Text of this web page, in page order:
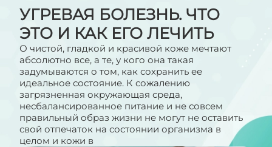
УГРЕВАЯ БОЛЕЗНЬ. ЧТО
ЭТО И КАК ЕГО ЛЕЧИТЬ
О чистой, гладкой и красивой коже мечтают
абсолютно все, а те, у кого она такая
задумываются о том, как сохранить ее
идеальное состояние. К сожалению
загрязненная окружающая среда,
несбалансированное питание и не совсем
правильный образ жизни не могут не оставить
свой отпечаток на состоянии организма в
целом и кожи в